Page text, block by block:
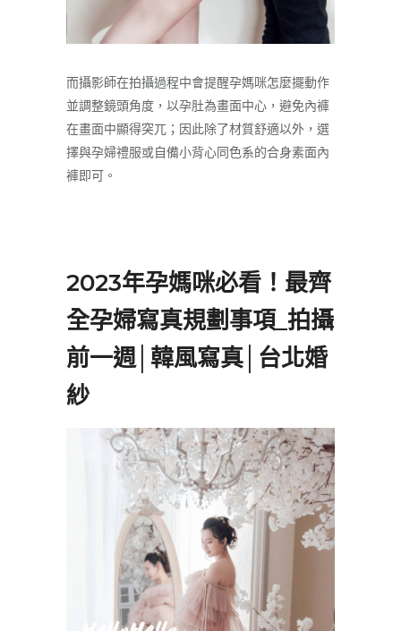
而攝影師在拍攝過程中會提醒孕媽咪怎麼擺動作
並調整鏡頭角度，以孕肚為畫面中心，避免內褲
在畫面中顯得突兀；因此除了材質舒適以外，選
擇與孕婦禮服或自備小背心同色系的合身素面內
褲即可。
2023年孕媽咪必看！最齊
全孕婦寫真規劃事項_拍攝
前一週│韓風寫真│台北婚
紗